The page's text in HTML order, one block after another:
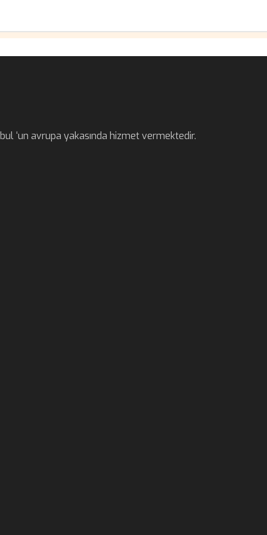
‘un avrupa yakasında hizmet vermektedir.